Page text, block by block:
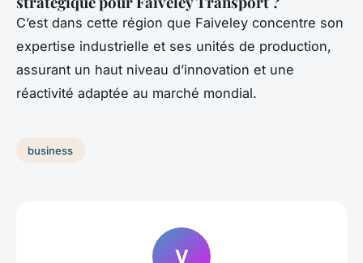
C’est dans cette région que Faiveley concentre son
expertise industrielle et ses unités de production,
assurant un haut niveau d’innovation et une
réactivité adaptée au marché mondial.
business
V